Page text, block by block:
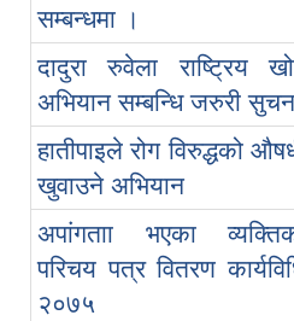
सम्बन्धमा ।
दादुरा रुवेला राष्ट्रिय
अभियान सम्बन्धि जरुरी
हातीपाइले रोग विरुद्धको
खुवाउने अभियान
अपांगताा भएका
परिचय पत्र वितरण
२०७५